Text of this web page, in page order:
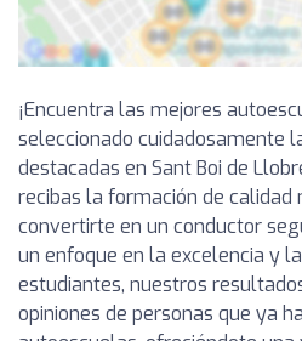
¡Encuentra las mejores
seleccionado cuidadosamente
destacadas en Sant Boi de
recibas la formación de calidad
convertirte en un conductor
un enfoque en la excelencia y
estudiantes, nuestros
opiniones de personas que ya